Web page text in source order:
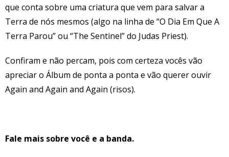
que conta sobre uma criatura que vem para salvar a
Terra de nós mesmos (algo na linha de “O Dia Em Que A
Terra Parou” ou “The Sentinel” do Judas Priest).
Confiram e não percam, pois com certeza vocês vão
apreciar o Álbum de ponta a ponta e vão querer ouvir
Again and Again and Again (risos).
Fale mais sobre você e a banda.